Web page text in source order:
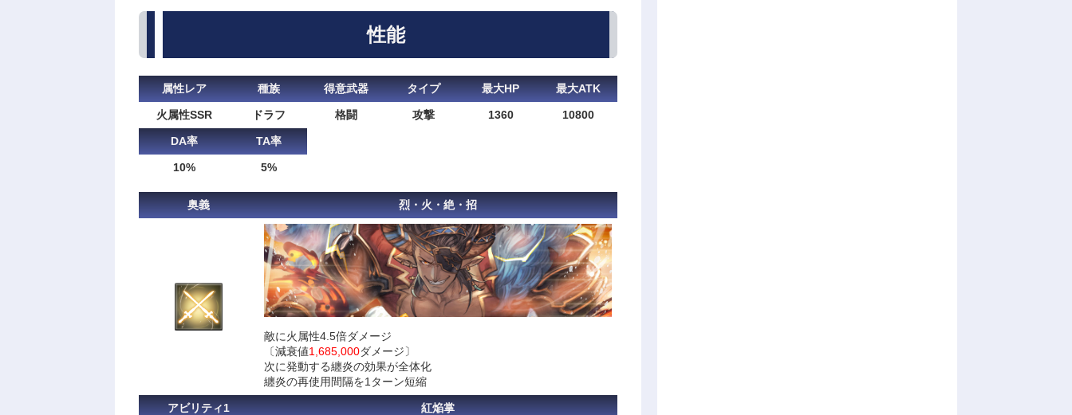
性能
属性レア 種族 得意武器 タイプ 最大HP 最大ATK
火属性SSR ドラフ 格闘 攻撃 1360 10800
DA率 TA率
10% 5%
奥義 烈・火・絶・招
敵に火属性4.5倍ダメージ
〔減衰値1,685,000ダメージ〕
次に発動する纏炎の効果が全体化
纏炎の再使用間隔を1ターン短縮
アビリティ1 紅焔掌